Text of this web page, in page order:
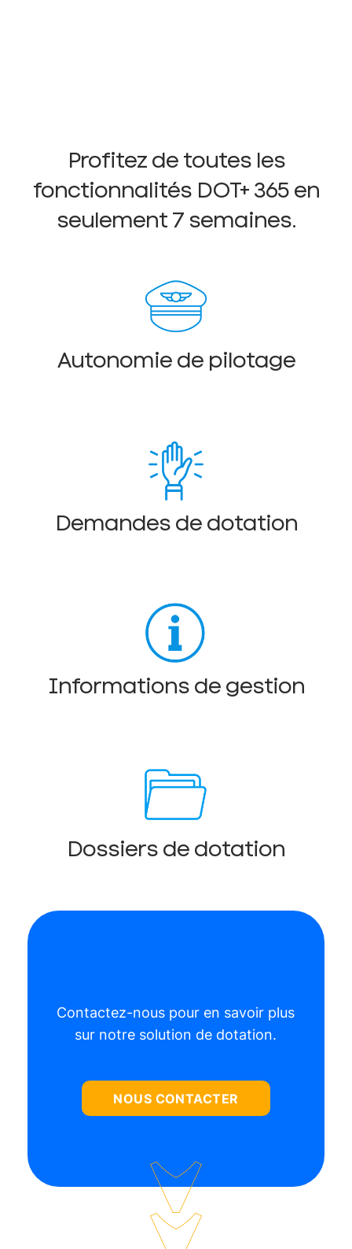
Profitez de toutes les
fonctionnalités DOT+ 365 en
seulement 7 semaines.
Autonomie de pilotage
Demandes de dotation
Informations de gestion
Dossiers de dotation
Contactez-nous pour en savoir plus
sur notre solution de dotation.
NOUS CONTACTER